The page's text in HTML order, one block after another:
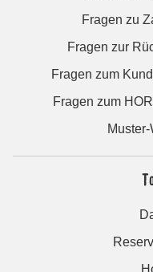
Fragen zu
Fragen zur
Fragen zum
Fragen zum